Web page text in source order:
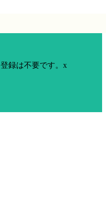
録は不要です。 x